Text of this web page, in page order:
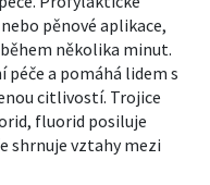
pěnové aplikace,
několika minut.
a pomáhá lidem s
citlivostí. Trojice
fluorid posiluje
shrnuje vztahy mezi